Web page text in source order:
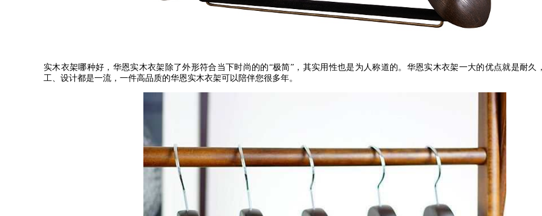
实木衣架哪种好，华恩实木衣架除了外形符合当下时尚的的“极简”，其实用性也是为人称道的。华恩实木衣架一大的优点就是耐久
工、设计都是一流，一件高品质的华恩实木衣架可以陪伴您很多年。